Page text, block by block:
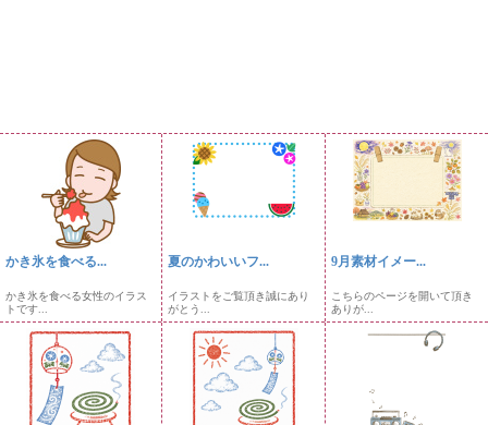
かき氷を食べる...
かき氷を食べる女性のイラス
トです...
夏のかわいいフ...
イラストをご覧頂き誠にあり
がとう...
9月素材イメー...
こちらのページを開いて頂き
ありが...